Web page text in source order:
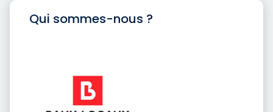
Qui sommes-nous ?